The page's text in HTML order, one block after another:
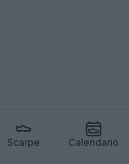
Scarpe Calendario